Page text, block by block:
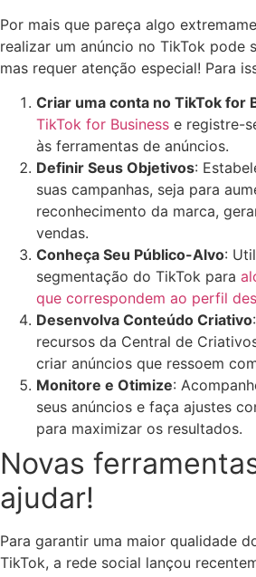
Por mais que pareça algo
realizar um anúncio no TikTok pode
mas requer atenção especial! Para
Criar uma conta no TikTok for
TikTok for Business e registre-
às ferramentas de anúncios.
Definir Seus Objetivos:
suas campanhas, seja para
reconhecimento da marca,
vendas.
Conheça Seu Público-Alvo:
segmentação do TikTok para
que correspondem ao perfil
Desenvolva Conteúdo Criativo
recursos da Central de
criar anúncios que ressoem
Monitore e Otimize:
seus anúncios e faça ajustes
para maximizar os resultados.
Novas
ajudar!
Para garantir uma maior qualidade
TikTok, a rede social lançou